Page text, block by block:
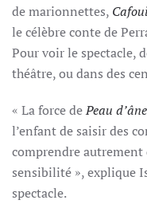
de marionnettes,
le célèbre conte de
Pour voir le spectacle,
théâtre, ou dans des
« La force dePeau d’âne
l’enfant de saisir des
comprendre autrement
sensibilité », explique
spectacle.